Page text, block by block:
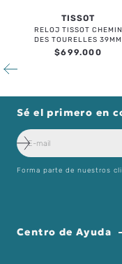
TISSOT
RELOJ TISSOT CHEMIN
DES TOURELLES 39MM
$699.000
Sé el primero en
Forma parte de nuestros
Centro de Ayuda